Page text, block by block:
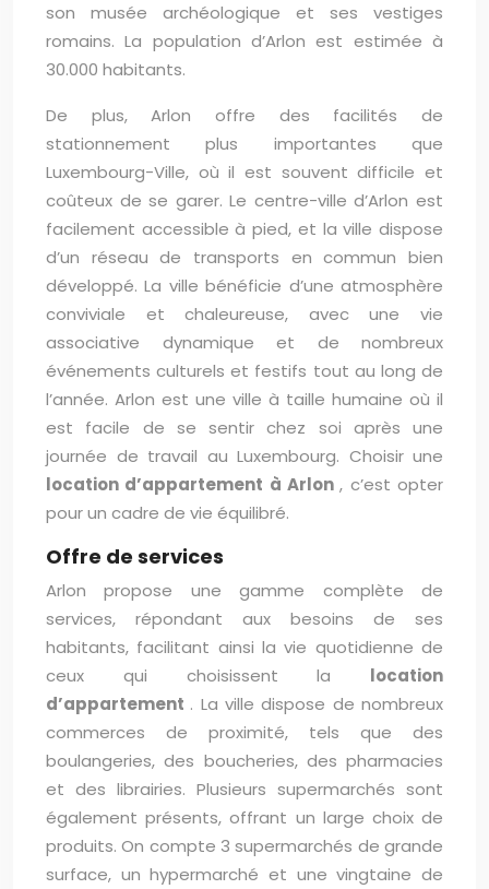
son musée archéologique et ses vestiges
romains. La population d’Arlon est estimée à
30.000 habitants.
De plus, Arlon offre des facilités de
stationnement plus importantes que
Luxembourg-Ville, où il est souvent difficile et
coûteux de se garer. Le centre-ville d’Arlon est
facilement accessible à pied, et la ville dispose
d’un réseau de transports en commun bien
développé. La ville bénéficie d’une atmosphère
conviviale et chaleureuse, avec une vie
associative dynamique et de nombreux
événements culturels et festifs tout au long de
l’année. Arlon est une ville à taille humaine où il
est facile de se sentir chez soi après une
journée de travail au Luxembourg. Choisir une
location d’appartement à Arlon, c’est opter
pour un cadre de vie équilibré.
Offre de services
Arlon propose une gamme complète de
services, répondant aux besoins de ses
habitants, facilitant ainsi la vie quotidienne de
ceux qui choisissent la location
d’appartement . La ville dispose de nombreux
commerces de proximité, tels que des
boulangeries, des boucheries, des pharmacies
et des librairies. Plusieurs supermarchés sont
également présents, offrant un large choix de
produits. On compte 3 supermarchés de grande
surface, un hypermarché et une vingtaine de